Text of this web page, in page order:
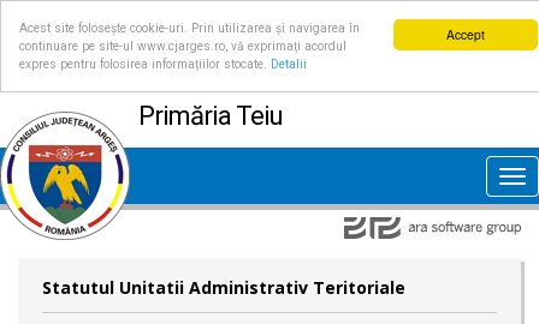
Accept
Acest site folosește cookie-uri. Prin utilizarea și navigarea în
continuare pe site-ul www.cjarges.ro, vă exprimați acordul
expres pentru folosirea informațiilor stocate.
Detalii
Primăria Teiu
Statutul Unitatii Administrativ Teritoriale